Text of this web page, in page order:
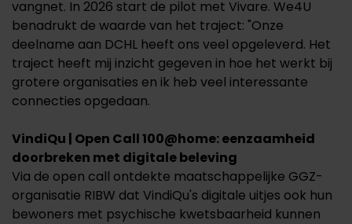
vangnet. In 2026 start de pilot met Vivare. We4U
benadrukt de waarde van het traject: "Onze
deelname aan DCHL heeft ons veel opgeleverd. Het
traject heeft mij inzicht gegeven in hoe het werkt bij
grotere organisaties en ik heb veel interessante
connecties opgedaan.
VindiQu | Open Call 100@home: eenzaamheid
doorbreken met digitale beleving
Via de open call ontdekte maatschappelijke GGZ-
organisatie RIBW dat VindiQu's digitale uitjes ook hun
bewoners met psychische kwetsbaarheid kunnen